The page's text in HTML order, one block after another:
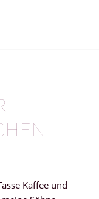
Kaffee und